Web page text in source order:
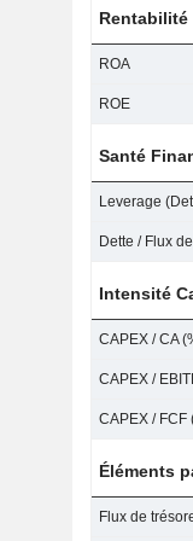
Rentabilité
ROA
ROE
Santé
Leverage
Dette / Flux
Intensité
CAPEX / CA
CAPEX /
CAPEX / FCF
Éléments
Flux de